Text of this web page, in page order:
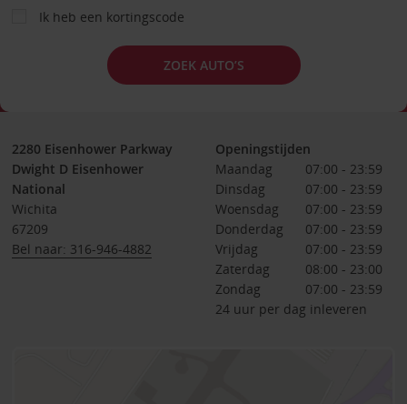
Ik heb een kortingscode
ZOEK AUTO’S
2280 Eisenhower Parkway
Dwight D Eisenhower
National
Wichita
67209
Bel naar: 316-946-4882
Openingstijden
Maandag
07:00 - 23:59
Dinsdag
07:00 - 23:59
Woensdag
07:00 - 23:59
Donderdag
07:00 - 23:59
Vrijdag
07:00 - 23:59
Zaterdag
08:00 - 23:00
Zondag
07:00 - 23:59
24 uur per dag inleveren